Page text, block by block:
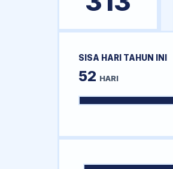
SISA HARI TAHUN INI
52 HARI